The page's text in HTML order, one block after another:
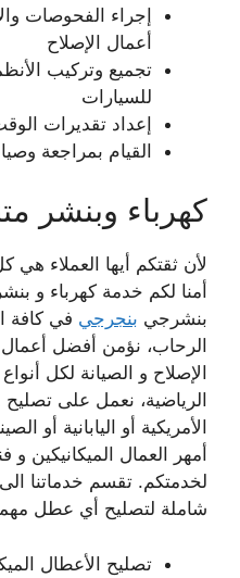
إجراء الفحوصات
أعمال الإصلاح
تجميع وتركيب
للسيارات
إعداد تقديرات
القيام بمراجعة
كهرباء وبنشر
لأن ثقتكم أيها العملاء
أمنا لكم خدمة كهرباء و
بنشرجي بنجرجي في كافة
الرحاب، نؤمن أفضل أعمال
الإصلاح و الصيانة لكل
الرياضية، نعمل على تصليح
الأمريكية أو اليابانية أو
أمهر العمال الميكانيكين و
لخدمتكم. تقسم خدماتنا
شاملة لتصليح أي عطل
تصليح الأعطال